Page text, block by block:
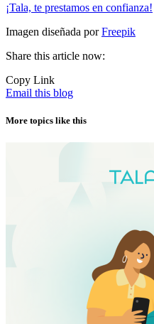
¡Tala, te prestamos en confianza!
Imagen diseñada porFreepik
Share this article now:
Copy Link
Email this blog
More topics like this